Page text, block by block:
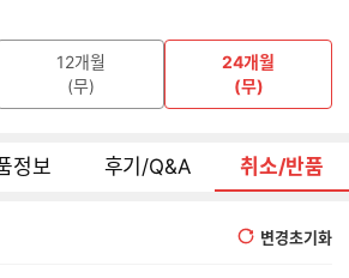
12개월
(무)
24개월
(무)
정보 후기/Q&A 취소/반품
변경초기화